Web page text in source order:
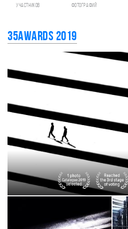
участников фотографий
35AWARDS 2019